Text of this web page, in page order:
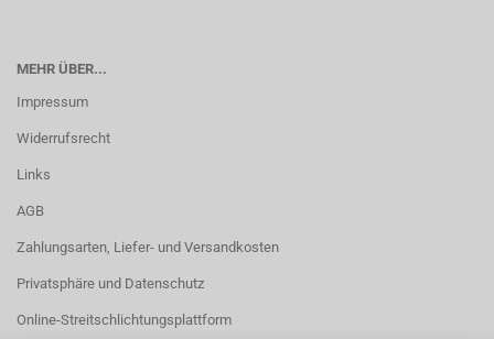
MEHR ÜBER...
Impressum
Widerrufsrecht
Links
AGB
Zahlungsarten, Liefer- und Versandkosten
Privatsphäre und Datenschutz
Online-Streitschlichtungsplattform